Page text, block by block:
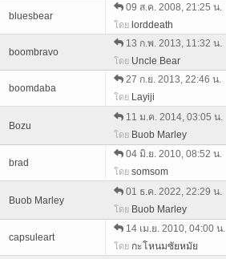
bluesbear
09 ส.ค. 2008, 21:25 น.
โดย lorddeath
boombravo
13 ก.พ. 2013, 11:32 น.
โดย Uncle Bear
boomdaba
27 ก.ย. 2013, 22:46 น.
โดย Layiji
Bozu
11 ม.ค. 2014, 03:05 น.
โดย Buob Marley
brad
04 มิ.ย. 2010, 08:52 น.
โดย somsom
Buob Marley
01 ธ.ค. 2022, 22:29 น.
โดย Buob Marley
capsuleart
14 เม.ย. 2010, 04:00 น.
โดย กะโหนมซัยหมัย